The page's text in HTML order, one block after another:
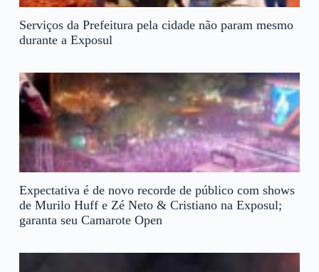
Serviços da Prefeitura pela cidade não param mesmo
durante a Exposul
Expectativa é de novo recorde de público com shows
de Murilo Huff e Zé Neto & Cristiano na Exposul;
garanta seu Camarote Open